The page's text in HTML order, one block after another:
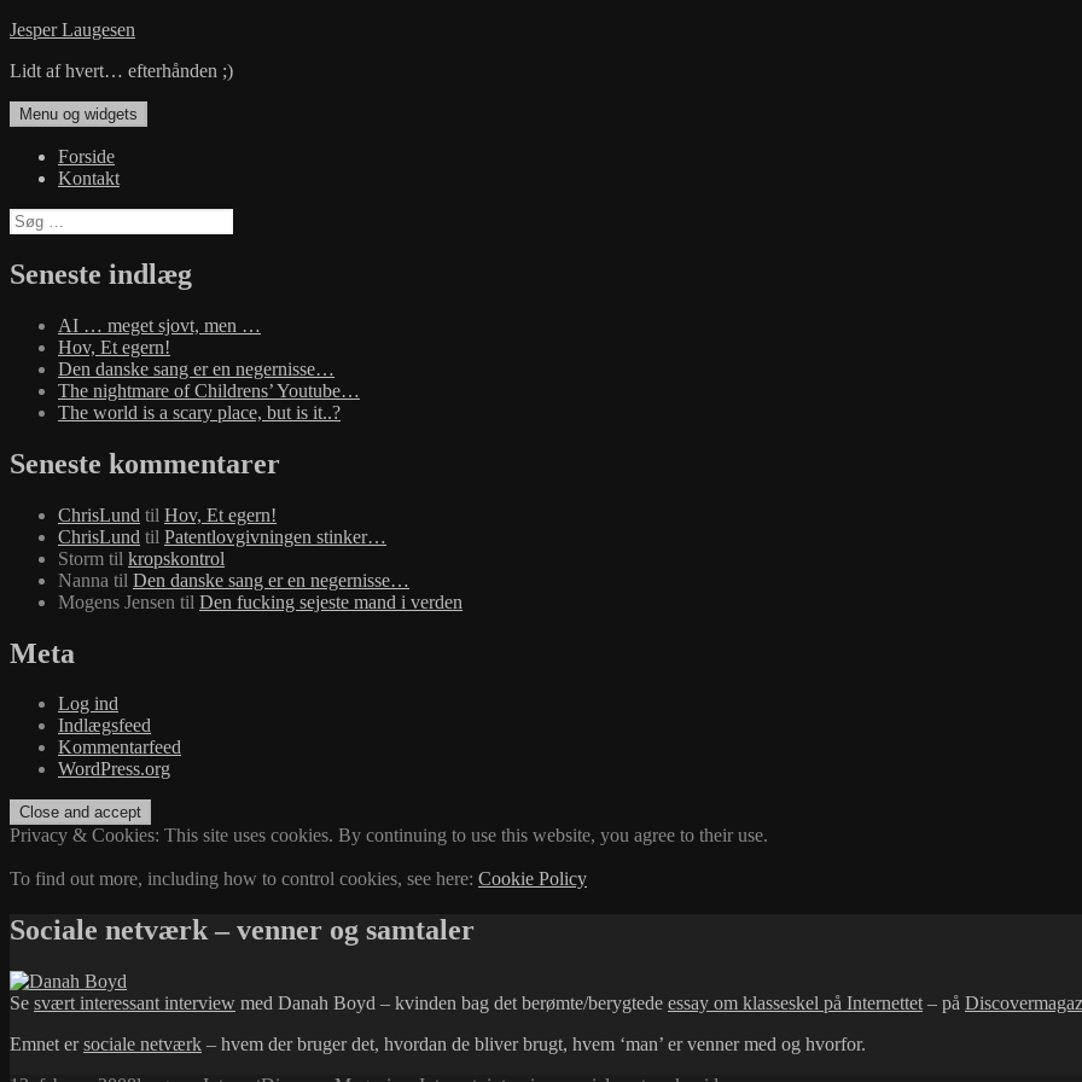
Hop
indhold
Jesper Laugesen
Lidt af hvert… efterhånden ;)
Menu og widgets
Forside
Kontakt
Søg
efter:
Seneste indlæg
AI … meget sjovt, men …
Hov, Et egern!
Den danske sang er en negernisse…
The nightmare of Childrens’ Youtube…
The world is a scary place, but is it..?
Seneste kommentarer
ChrisLund til Hov, Et egern!
ChrisLund til Patentlovgivningen stinker…
Storm til kropskontrol
Nanna til Den danske sang er en negernisse…
Mogens Jensen til Den fucking sejeste mand i verden
Meta
Log ind
Indlægsfeed
Kommentarfeed
WordPress.org
Privacy & Cookies: This site uses cookies. By continuing to use this website, you agree to their use.
To find out more, including how to control cookies, see here: Cookie Policy
Sociale netværk – venner og samtaler
Se svært interessant interview med Danah Boyd – kvinden bag det berømte/berygtede essay om klasseskel på Internettet – på
Emnet ersociale netværk – hvem der bruger det, hvordan de bliver brugt, hvem ‘man’ er venner med og hvorfor.